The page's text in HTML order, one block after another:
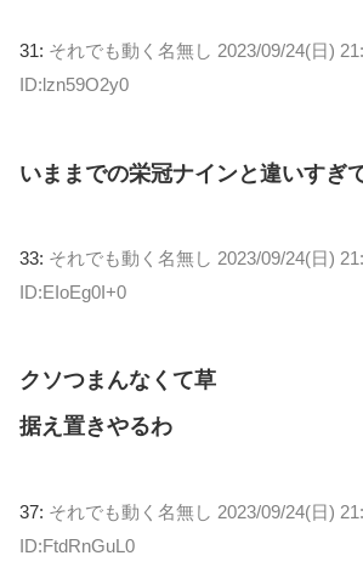
31: それでも動く名無し 2023/09/24(日)
ID:lzn59O2y0
いままでの栄冠ナインと違いすぎ
33: それでも動く名無し 2023/09/24(日)
ID:EIoEg0I+0
クソつまんなくて草
据え置きやるわ
37: それでも動く名無し 2023/09/24(日)
ID:FtdRnGuL0